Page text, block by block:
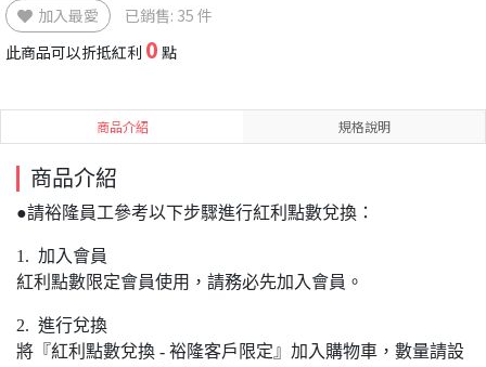
加入最愛
已銷售: 35 件
此商品可以折抵紅利 0 點
商品介紹 規格說明
商品介紹
●請裕隆員工參考以下步驟進行紅利點數兌換：
1. 加入會員
紅利點數限定會員使用，請務必先加入會員。
2. 進行兌換
將『紅利點數兌換 - 裕隆客戶限定』加入購物車，數量請設